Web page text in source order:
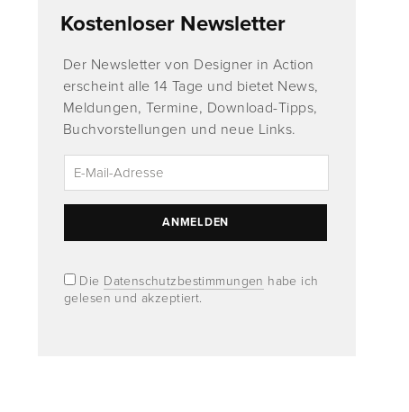
Kostenloser Newsletter
Der Newsletter von Designer in Action
erscheint alle 14 Tage und bietet News,
Meldungen, Termine, Download-Tipps,
Buchvorstellungen und neue Links.
Die Datenschutzbestimmungen habe ich
gelesen und akzeptiert.